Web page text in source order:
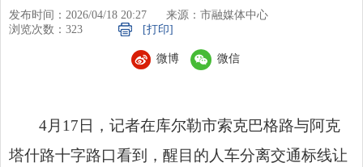
发布时间：2026/04/18 20:27
来源：市融媒体中心
浏览次数： 323 [打印]
微博 微信
4月17日，记者在库尔勒市索克巴格路与阿克
塔什路十字路口看到，醒目的人车分离交通标线让